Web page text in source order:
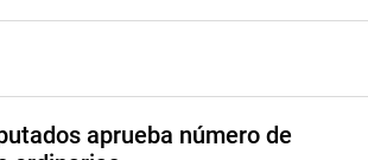
y atender las relaciones entre los
servicio público regulado como es el agua
público y telecomunicaciones en este
aprueba número de